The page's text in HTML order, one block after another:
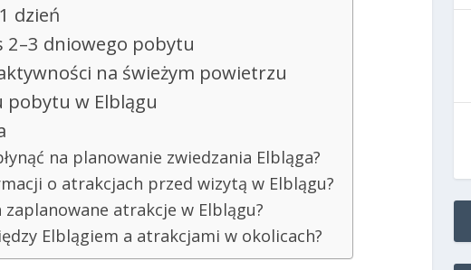
dzień
2–3 dniowego pobytu
na świeżym powietrzu
pobytu w Elblągu
na planowanie zwiedzania Elbląga?
o atrakcjach przed wizytą w Elblągu?
atrakcje w Elblągu?
Elblągiem a atrakcjami w okolicach?